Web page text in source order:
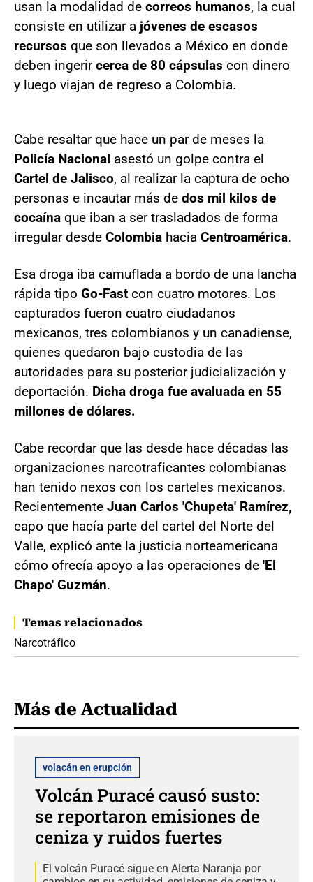
usan la modalidad de correos humanos, la cual
consiste en utilizar a jóvenes de escasos
recursos que son llevados a México en donde
deben ingerircerca de 80 cápsulas con dinero
y luego viajan de regreso a Colombia.
Cabe resaltar que hace un par de meses la
Policía Nacional asestó un golpe contra el
Cartel de Jalisco, al realizar la captura de ocho
personas e incautar más de dos mil kilos de
cocaína que iban a ser trasladados de forma
irregular desde Colombia hacia Centroamérica.
Esa droga iba camuflada a bordo de una lancha
rápida tipo Go-Fast con cuatro motores. Los
capturados fueron cuatro ciudadanos
mexicanos, tres colombianos y un canadiense,
quienes quedaron bajo custodia de las
autoridades para su posterior judicialización y
deportación. Dicha droga fue avaluada en 55
millones de dólares.
Cabe recordar que las desde hace décadas las
organizaciones narcotraficantes colombianas
han tenido nexos con los carteles mexicanos.
Recientemente Juan Carlos 'Chupeta' Ramírez,
capo que hacía parte del cartel del Norte del
Valle, explicó ante la justicia norteamericana
cómo ofrecía apoyo a las operaciones de 'El
Chapo' Guzmán.
Temas relacionados
Narcotráfico
Más de Actualidad
volacán en erupción
Volcán Puracé causó susto:
se reportaron emisiones de
ceniza y ruidos fuertes
El volcán Puracé sigue en Alerta Naranja por